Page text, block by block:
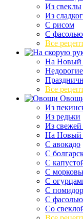
Из свеклы
Из
С рисом
С фасолью
Все
На Новый
Недорогие
Все
Из
Из редьки
Из
На Новый
С авокадо
С
С
С
С
С
С фасолью
Со